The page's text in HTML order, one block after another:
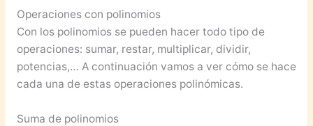
Operaciones con polinomios
Con los polinomios se pueden hacer todo tipo de
operaciones: sumar, restar, multiplicar, dividir,
potencias,… A continuación vamos a ver cómo se hace
cada una de estas operaciones polinómicas.
Suma de polinomios